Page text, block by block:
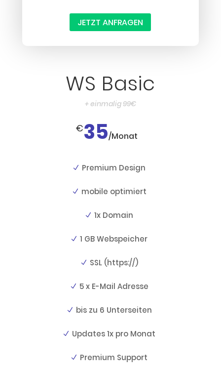
JETZT ANFRAGEN
WS Basic
+ einmalig 99€
€35/Monat
Premium Design
mobile optimiert
1x Domain
1 GB Webspeicher
SSL (https://)
5 x E-Mail Adresse
bis zu 6 Unterseiten
Updates 1x pro Monat
Premium Support